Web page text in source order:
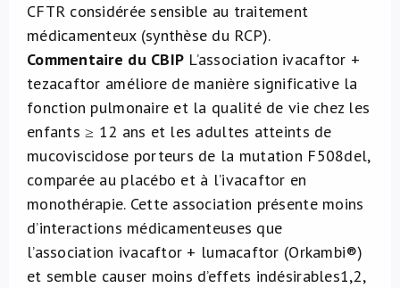
CFTR considérée sensible au traitement
médicamenteux (synthèse du RCP).
Commentaire du CBIP L’association ivacaftor +
tezacaftor améliore de manière significative la
fonction pulmonaire et la qualité de vie chez les
enfants ≥ 12 ans et les adultes atteints de
mucoviscidose porteurs de la mutation F508del,
comparée au placébo et à l’ivacaftor en
monothérapie. Cette association présente moins
d’interactions médicamenteuses que
l’association ivacaftor + lumacaftor (Orkambi®)
et semble causer moins d’effets indésirables1,2,